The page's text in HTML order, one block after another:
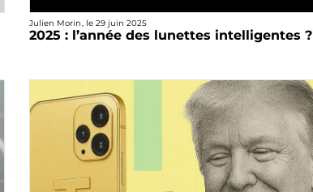
Julien Morin, le 29 juin 2025
2025 : l’année des lunettes intelligentes ?